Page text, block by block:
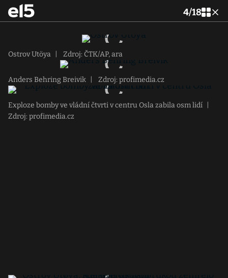
4/18
Ostrov Utöya Zdroj: ČTK/AP, ara
Anders Behring Breivik Zdroj: profimedia.cz
Exploze bomby ve vládní čtvrti v centru Osla zabila osm lidí
Zdroj: profimedia.cz